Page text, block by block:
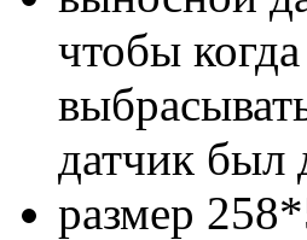
чтобы
датчик был
размер